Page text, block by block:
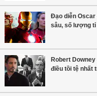
Đạo diễn Oscar
sâu, số lượng
Robert
điều tồi tệ nhất